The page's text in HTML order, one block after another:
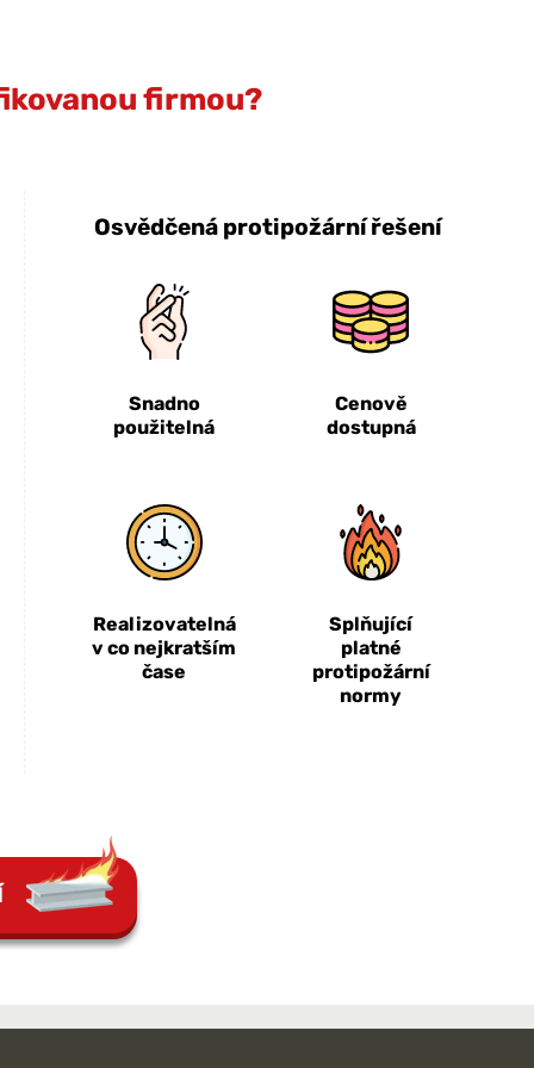
firmou?
Osvědčená protipožární řešení
Snadno
použitelná
Cenově
dostupná
Realizovatelná
v co nejkratším
čase
Splňující
platné
protipožární
normy